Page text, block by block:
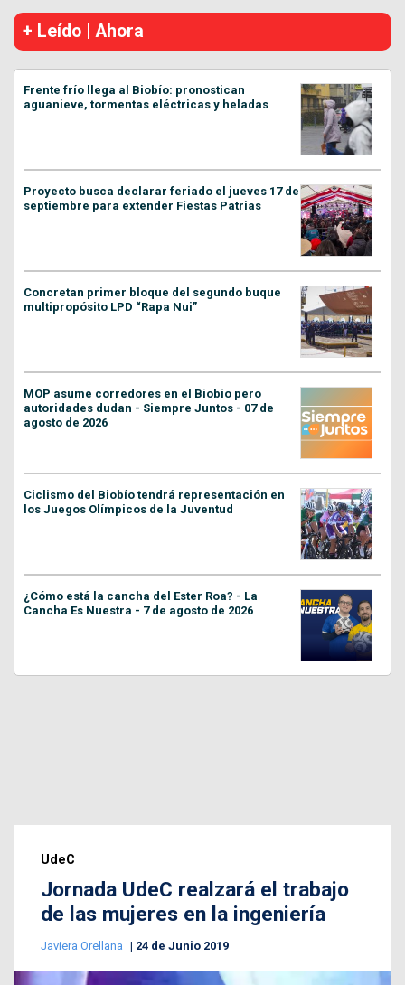
+ Leído | Ahora
Frente frío llega al Biobío: pronostican
aguanieve, tormentas eléctricas y heladas
Proyecto busca declarar feriado el jueves 17 de
septiembre para extender Fiestas Patrias
Concretan primer bloque del segundo buque
multipropósito LPD “Rapa Nui”
MOP asume corredores en el Biobío pero
autoridades dudan - Siempre Juntos - 07 de
agosto de 2026
Ciclismo del Biobío tendrá representación en
los Juegos Olímpicos de la Juventud
¿Cómo está la cancha del Ester Roa? - La
Cancha Es Nuestra - 7 de agosto de 2026
UdeC
Jornada UdeC realzará el trabajo
de las mujeres en la ingeniería
Javiera Orellana 24 de Junio 2019